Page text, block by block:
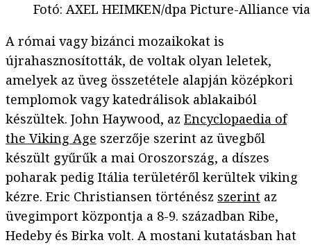
Fotó: AXEL HEIMKEN/dpa Picture-Alliance via
A római vagy bizánci mozaikokat is
újrahasznosították, de voltak olyan leletek,
amelyek az üveg összetétele alapján középkori
templomok vagy katedrálisok ablakaiból
készültek. John Haywood, az Encyclopaedia of
the Viking Age szerzője szerint az üvegből
készült gyűrűk a mai Oroszország, a díszes
poharak pedig Itália területéről kerültek viking
kézre. Eric Christiansen történész szerint az
üvegimport központja a 8-9. században Ribe,
Hedeby és Birka volt. A mostani kutatásban hat